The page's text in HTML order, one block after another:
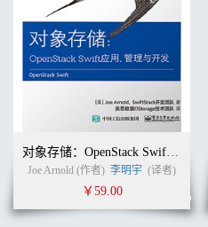
对象存储：OpenStack Swift应用、管理与开发
Joe Arnold (作者) 李明宇 (译者)
￥59.00